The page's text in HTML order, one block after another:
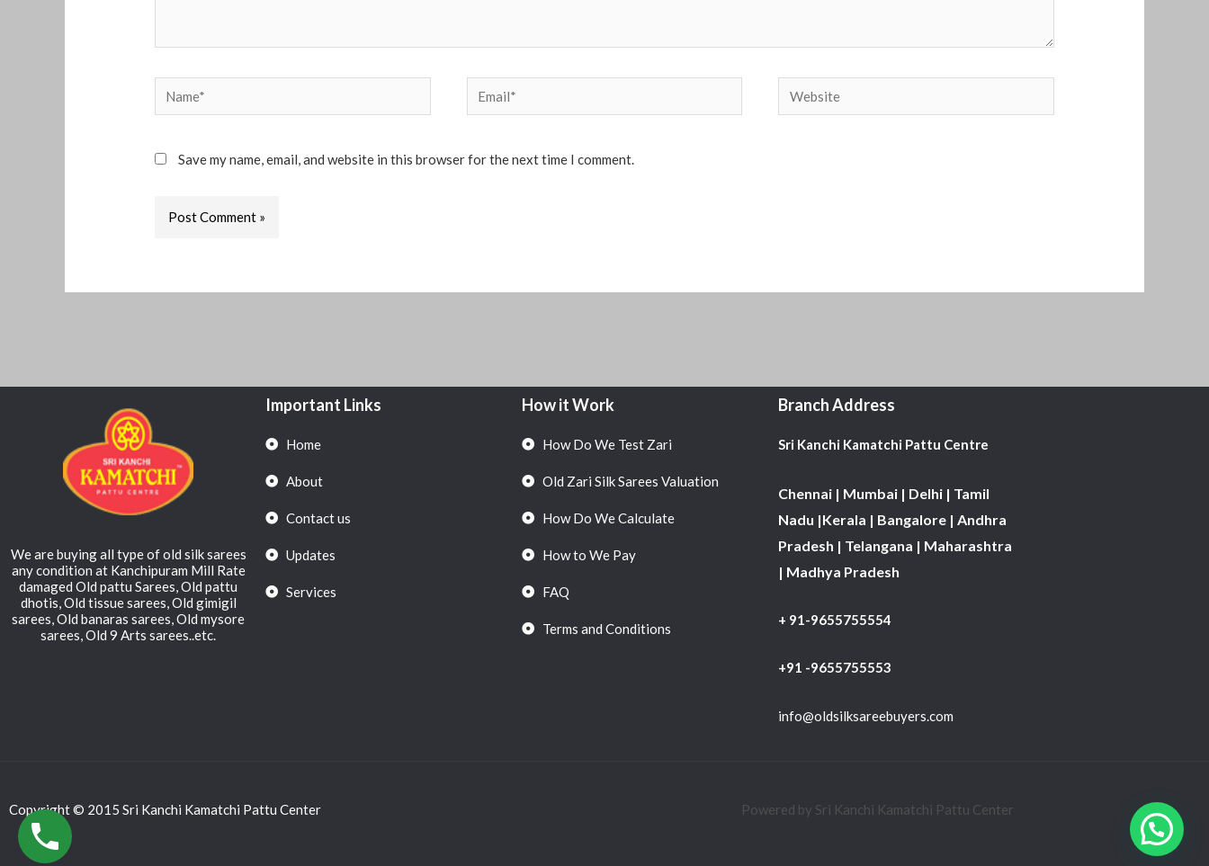
Save my name, email, and website in this browser for the next time I comment.
We are buying all type of old silk sarees
any condition at Kanchipuram Mill Rate
damaged Old pattu Sarees, Old pattu
dhotis, Old tissue sarees, Old gimigil
sarees, Old banaras sarees, Old mysore
sarees, Old 9 Arts sarees..etc.
Important Links
Home
About
Contact us
Updates
Services
How it Work
How Do We Test Zari
Old Zari Silk Sarees Valuation
How Do We Calculate
How to We Pay
FAQ
Terms and Conditions
Branch Address
Sri Kanchi Kamatchi Pattu Centre
Chennai | Mumbai | Delhi | Tamil
Nadu |Kerala | Bangalore | Andhra
Pradesh | Telangana | Maharashtra
| Madhya Pradesh
+ 91-9655755554
+91 -9655755553
info@oldsilksareebuyers.com
Copyright © 2015 Sri Kanchi Kamatchi Pattu Center Powered by Sri Kanchi Kamatchi Pattu Center